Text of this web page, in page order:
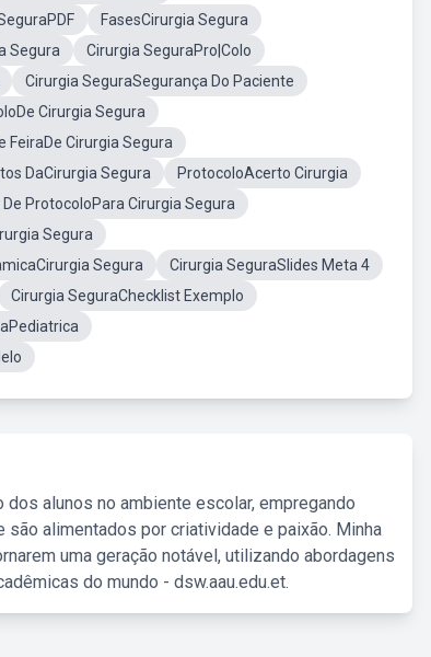
FasesCirurgia Segura
Segura
Cirurgia SeguraPro|Colo
Cirurgia SeguraSegurança Do Paciente
Cirurgia Segura
FeiraDe Cirurgia Segura
DaCirurgia Segura
ProtocoloAcerto Cirurgia
De ProtocoloPara Cirurgia Segura
Segura
Segura
Cirurgia SeguraSlides Meta 4
Cirurgia SeguraChecklist Exemplo
alunos no ambiente escolar, empregando
alimentados por criatividade e paixão. Minha
uma geração notável, utilizando abordagens
do mundo - dsw.aau.edu.et.